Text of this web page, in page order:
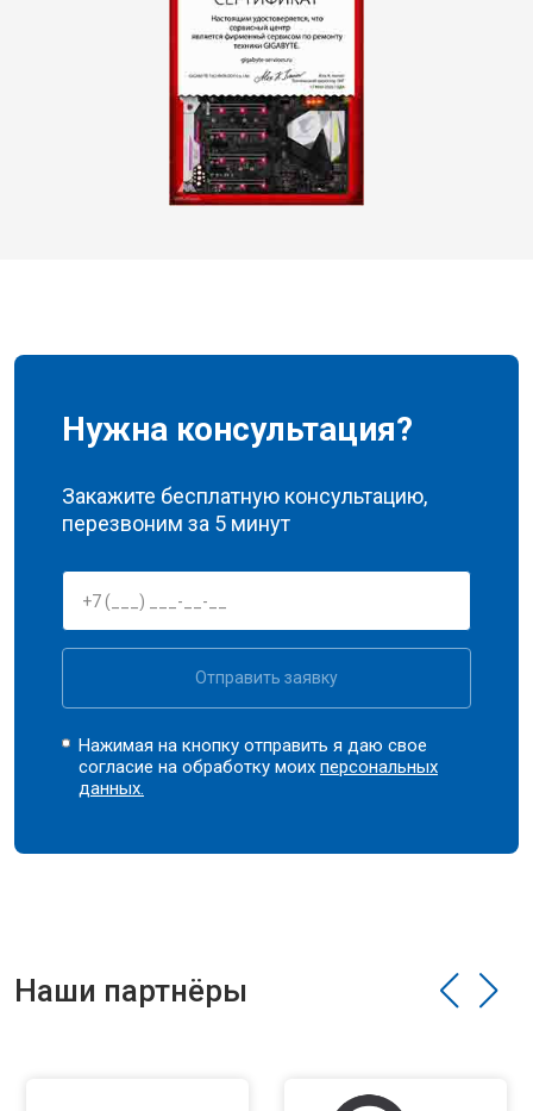
Нужна консультация?
Закажите бесплатную консультацию,
перезвоним за 5 минут
Отправить заявку
Нажимая на кнопку отправить я даю свое
согласие на обработку моихперсональных
данных.
Наши партнёры